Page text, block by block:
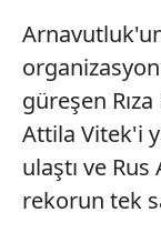
güreşen
Attila Vitek'i
ulaştı ve
rekorun tek